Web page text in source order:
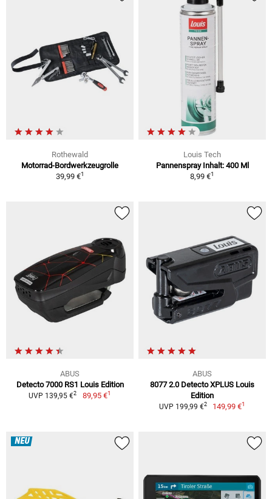
Rothewald
Motorrad-Bordwerkzeugrolle
39,99 €1
Louis Tech
Pannenspray Inhalt: 400 Ml
8,99 €1
ABUS
Detecto 7000 RS1 Louis Edition
UVP 139,95 €2 89,95 €1
ABUS
8077 2.0 Detecto XPLUS Louis
Edition
UVP 199,99 €2 149,99 €1
NEU